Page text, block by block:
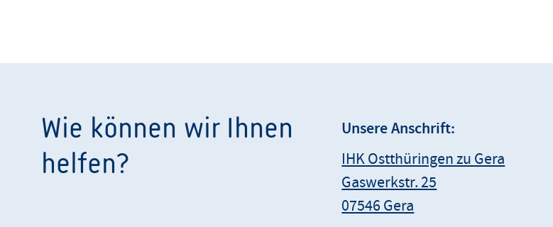
Wie können wir Ihnen
helfen?
Unsere Anschrift:
IHK Ostthüringen zu Gera
Gaswerkstr. 25
07546 Gera